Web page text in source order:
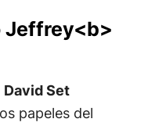
Jeffrey<b>
David Set
papeles del